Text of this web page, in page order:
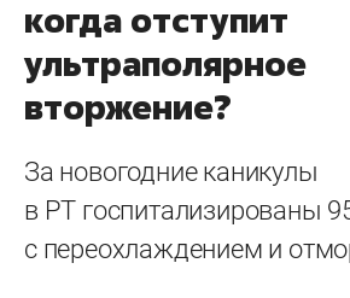
когда отступит
ультраполярное
вторжение?
За новогодние каникулы
в РТ госпитализированы
с переохлаждением и